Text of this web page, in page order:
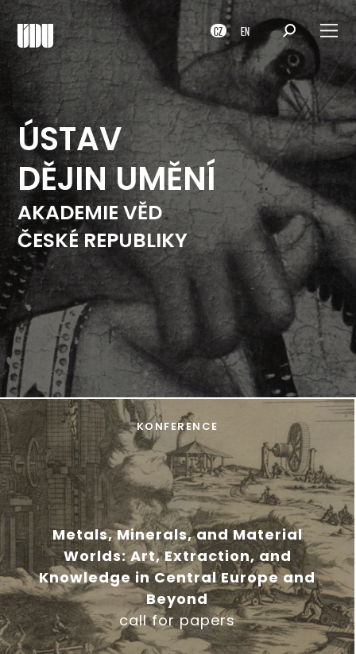
CZ EN
ÚSTAV
DĚJIN UMĚNÍ
AKADEMIE VĚD
ČESKÉ REPUBLIKY
Metals, Minerals, and Material
Worlds: Art, Extraction, and
Knowledge in Central Europe and
Beyond
call for papers
KONFERENCE